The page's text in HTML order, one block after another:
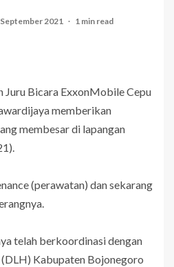
2021 1 min read
Juru Bicara ExxonMobile Cepu
memberikan
membesar di lapangan
(perawatan) dan sekarang
telah berkoordinasi dengan
Kabupaten Bojonegoro